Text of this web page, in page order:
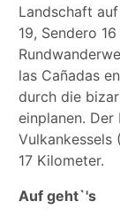
Landschaft
19, Sendero
las Cañadas
durch die
einplanen. Der
Vulkankessels
17 Kilometer.
Auf geht`'s